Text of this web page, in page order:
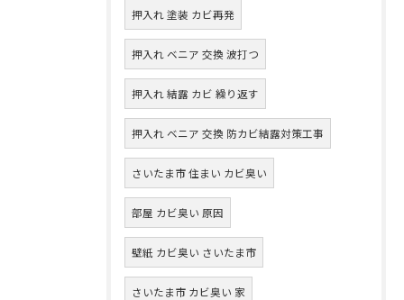
押入れ 塗装 カビ再発
押入れ ベニア 交換 波打つ
押入れ 結露 カビ 繰り返す
押入れ ベニア 交換 防カビ結露対策工事
さいたま市 住まい カビ臭い
部屋 カビ臭い 原因
壁紙 カビ臭い さいたま市
さいたま市 カビ臭い 家